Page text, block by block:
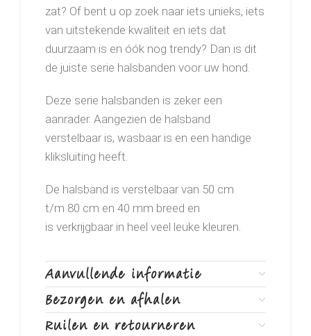
zat? Of bent u op zoek naar iets unieks, iets
van uitstekende kwaliteit en iets dat
duurzaam is en óók nog trendy? Dan is dit
de juiste serie halsbanden voor uw hond.
Deze serie halsbanden is zeker een
aanrader. Aangezien de halsband
verstelbaar is, wasbaar is en een handige
kliksluiting heeft.
De halsband is verstelbaar van 50 cm
t/m 80 cm en 40 mm breed en
is verkrijgbaar in heel veel leuke kleuren.
Aanvullende informatie
Bezorgen en afhalen
Ruilen en retourneren